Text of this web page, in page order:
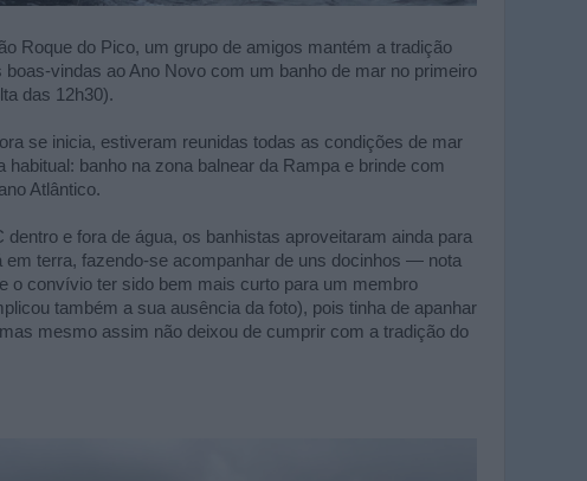
Roque do Pico, um grupo de amigos mantém a tradição
vindas ao Ano Novo com um banho de mar no primeiro
das 12h30).
se inicia, estiveram reunidas todas as condições de mar
habitual: banho na zona balnear da Rampa e brinde com
Atlântico.
dentro e fora de água, os banhistas aproveitaram ainda para
em terra, fazendo-se acompanhar de uns docinhos — nota
o convívio ter sido bem mais curto para um membro
também a sua ausência da foto), pois tinha de apanhar
mesmo assim não deixou de cumprir com a tradição do